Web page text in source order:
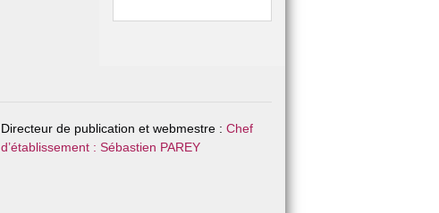
Directeur de publication et webmestre : Chef
d’établissement : Sébastien PAREY